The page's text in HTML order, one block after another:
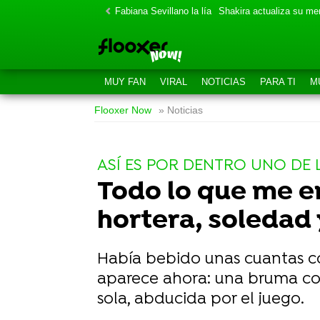
Fabiana Sevillano la lía Shakira actualiza su
MUY FAN VIRAL NOTICIAS PARA TI
Flooxer Now » Noticias
ASÍ ES POR DENTRO UNO
Todo lo que me
hortera,
Había bebido unas cuantas
aparece ahora: una bruma
sola, abducida por el juego.